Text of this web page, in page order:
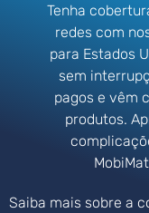
Tenha
redes com
para Estados
sem
pagos e vêm
produtos.
Saiba mais sobre a